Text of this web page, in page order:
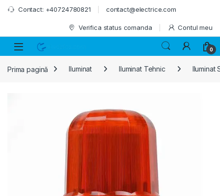
Skip to navigation
Skip to content
Contact: +40724780821 contact@electrice.com
Verifica status comanda Contul meu
0
Prima pagină Iluminat Iluminat Tehnic Iluminat